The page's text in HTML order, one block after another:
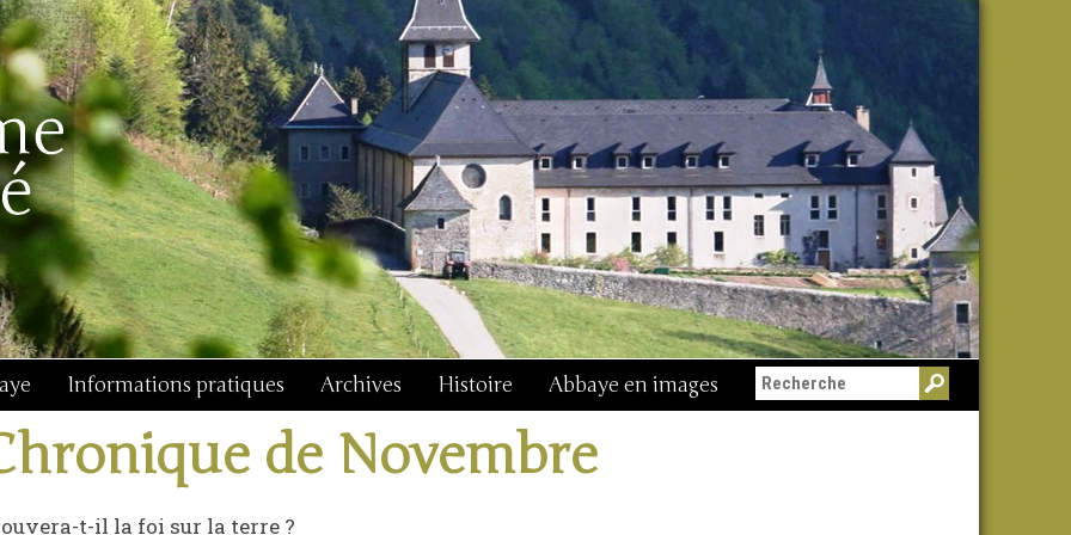
Informations pratiques Archives Histoire Abbaye en images
de Novembre
t-il la foi sur la terre ?